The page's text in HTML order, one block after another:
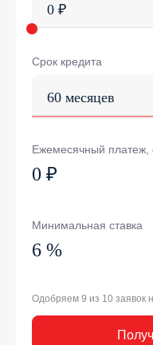
0 ₽
Срок кредита
60 месяцев
Ежемесячный платеж,
0 ₽
Минимальная ставка
6 %
Одобряем 9 из 10 заявок